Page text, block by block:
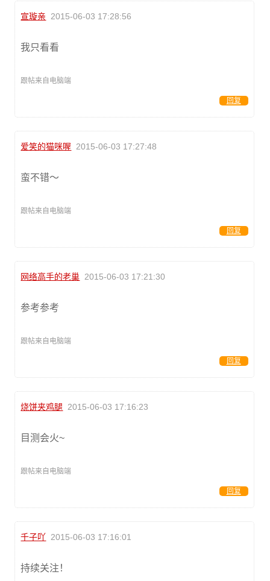
宣璇亲 2015-06-03 17:28:56
我只看看
跟帖来自电脑端
回复
爱笑的猫咪喔 2015-06-03 17:27:48
蛮不错～
跟帖来自电脑端
回复
网络高手的老巢 2015-06-03 17:21:30
参考参考
跟帖来自电脑端
回复
烧饼夹鸡腿 2015-06-03 17:16:23
目测会火~
跟帖来自电脑端
回复
千子吖 2015-06-03 17:16:01
持续关注！